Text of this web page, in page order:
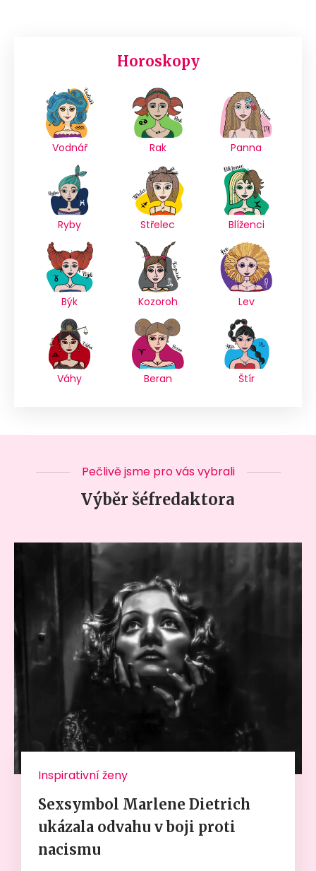
Horoskopy
Vodnář Rak Panna
Ryby Střelec Blíženci
Býk Kozoroh Lev
Váhy Beran Štír
Pečlivě jsme pro vás vybrali
Výběr šéfredaktora
Inspirativní ženy
Sexsymbol Marlene Dietrich
ukázala odvahu v boji proti
nacismu